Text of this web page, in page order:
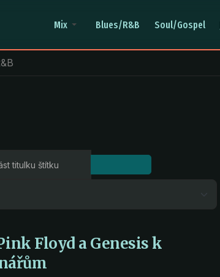
Mix Blues/R&B Soul/Gospel
Floyd a Genesis k